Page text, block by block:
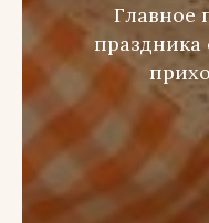
Главное